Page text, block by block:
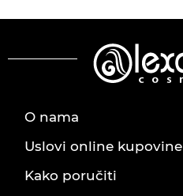
O nama
Uslovi online kupovine
Kako poručiti